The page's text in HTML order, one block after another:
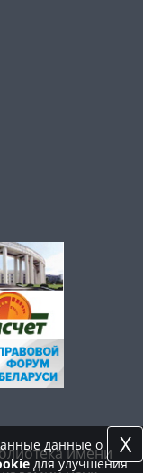
имени
данные о
для улучшения
X